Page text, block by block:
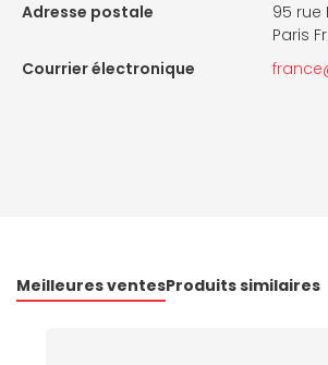
Adresse postale
95 rue
Paris
Courrier électronique
Meilleures ventesProduits similaires